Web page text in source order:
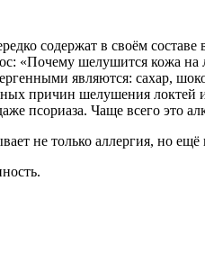
содержат в своём составе
«Почему шелушится кожа на
являются: сахар,
причин шелушения локтей
псориаза. Чаще всего это
не только аллергия, но